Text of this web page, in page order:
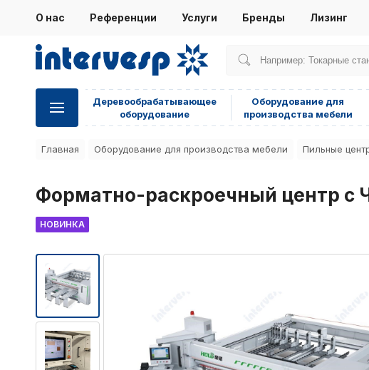
О нас Референции Услуги Бренды Лизинг
Деревообрабатывающее
оборудование
Оборудование для
производства мебели
Главная Оборудование для производства мебели Пильные
Форматно-раскроечный центр с
НОВИНКА